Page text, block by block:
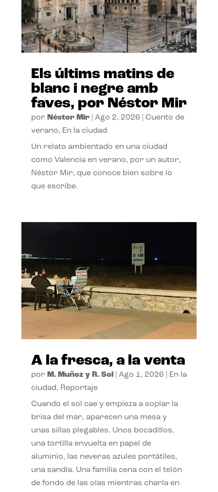
Els últims matins de
blanc i negre amb
faves, por Néstor Mir
por Néstor Mir| Ago 2, 2026
Cuento de
verano, En la ciudad
Un relato ambientado en una ciudad
como Valencia en verano, por un autor,
Néstor Mir, que conoce bien sobre lo
que escribe.
A la fresca, a la venta
por M. Muñoz y R. Sol| Ago 1, 2026
En la
ciudad, Reportaje
Cuando el sol cae y empieza a soplar la
brisa del mar, aparecen una mesa y
unas sillas plegables. Unos bocadillos,
una tortilla envuelta en papel de
aluminio, las neveras azules portátiles,
una sandía. Una familia cena con el telón
de fondo de las olas mientras charla en